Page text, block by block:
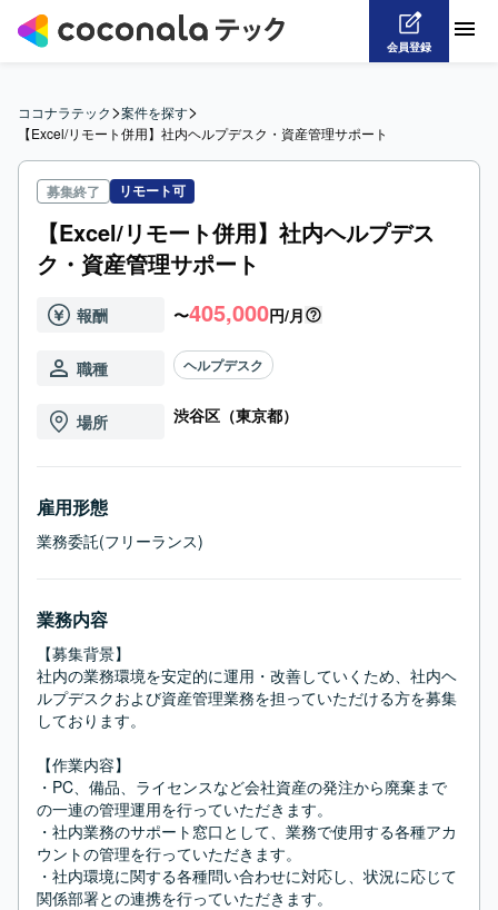
会員登録
ココナラテック>案件を探す>
【Excel/リモート併用】社内ヘルプデスク・資産管理サポート
募集終了 リモート可
【Excel/リモート併用】社内ヘルプデス
ク・資産管理サポート
報酬 〜405,000円/月
職種 ヘルプデスク
場所 渋谷区（東京都）
雇用形態
業務委託(フリーランス)
業務内容
【募集背景】
社内の業務環境を安定的に運用・改善していくため、社内ヘ
ルプデスクおよび資産管理業務を担っていただける方を募集
しております。
【作業内容】
・PC、備品、ライセンスなど会社資産の発注から廃棄まで
の一連の管理運用を行っていただきます。
・社内業務のサポート窓口として、業務で使用する各種アカ
ウントの管理を行っていただきます。
・社内環境に関する各種問い合わせに対応し、状況に応じて
関係部署との連携を行っていただきます。